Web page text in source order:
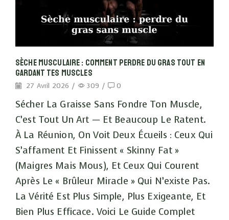
Sèche Musculaire : Comment Perdre Du Gras Tout En
Gardant Tes Muscles
27 Avril 2026 / 309 / 0
Sécher La Graisse Sans Fondre Ton Muscle,
C’est Tout Un Art — Et Beaucoup Le Ratent.
À La Réunion, On Voit Deux Écueils : Ceux Qui
S’affament Et Finissent « Skinny Fat »
(maigres Mais Mous), Et Ceux Qui Courent
Après Le « Brûleur Miracle » Qui N’existe Pas.
La Vérité Est Plus Simple, Plus Exigeante, Et
Bien Plus Efficace. Voici Le Guide Complet